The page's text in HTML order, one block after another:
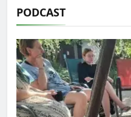
PODCAST
MAGYARORSZÁG
Magyarország